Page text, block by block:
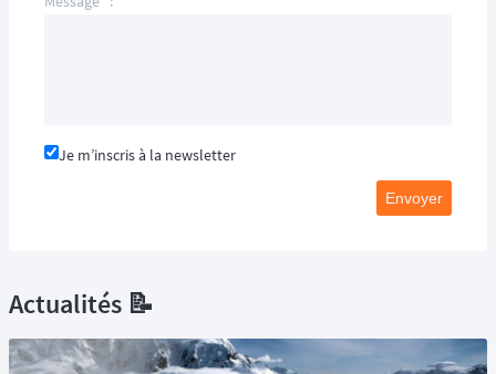
Je m’inscris à la newsletter
Envoyer
Actualités 📝